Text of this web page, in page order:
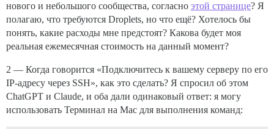
нового и небольшого сообщества, согласно этой странице? Я
полагаю, что требуются Droplets, но что ещё? Хотелось бы
понять, какие расходы мне предстоят? Какова будет моя
реальная ежемесячная стоимость на данный момент?
2 — Когда говорится «Подключитесь к вашему серверу по его
IP-адресу через SSH», как это сделать? Я спросил об этом
ChatGPT и Claude, и оба дали одинаковый ответ: я могу
использовать Терминал на Mac для выполнения команд: